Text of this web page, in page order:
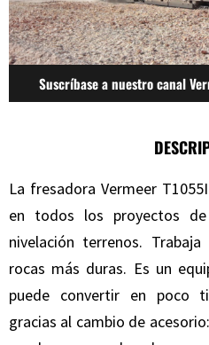
Suscríbase a nuestro canal
La fresadora Vermeer
en todos los proyectos
nivelación terrenos.
rocas más duras. Es un
puede convertir en poco
gracias al cambio de